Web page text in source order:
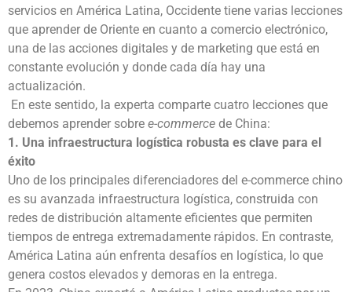
servicios en América Latina, Occidente tiene varias lecciones
que aprender de Oriente en cuanto a comercio electrónico,
una de las acciones digitales y de marketing que está en
constante evolución y donde cada día hay una
actualización.
En este sentido, la experta comparte cuatro lecciones que
debemos aprender sobre e-commerce de China:
1. Una infraestructura logística robusta es clave para el
éxito
Uno de los principales diferenciadores del e-commerce chino
es su avanzada infraestructura logística, construida con
redes de distribución altamente eficientes que permiten
tiempos de entrega extremadamente rápidos. En contraste,
América Latina aún enfrenta desafíos en logística, lo que
genera costos elevados y demoras en la entrega.